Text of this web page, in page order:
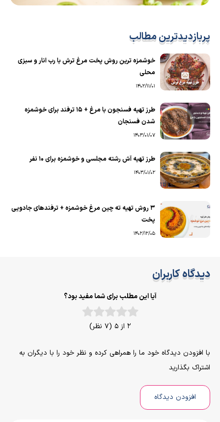
پربازدیدترین مطالب
خوشمزه ترین روش پخت مرغ ترش با رب انار و سبزی
محلی
1402/11/01
طرز تهیه فسنجون با مرغ + 15 ترفند برای خوشمزه
شدن فسنجان
1403/01/07
طرز تهیه آش رشته مجلسی و خوشمزه برای ۱۰ نفر
1403/01/02
۳ روش تهیه ته چین مرغ خوشمزه + ترفندهای جادویی
پخت
1402/12/05
دیدگاه کاربران
آیا این مطلب برای شما مفید بود؟
2 از 5 (7 نظر)
با افزودن دیدگاه خود ما را همراهی کرده و نظر خود را با دیگران به
اشتراک بگذارید
افزودن دیدگاه